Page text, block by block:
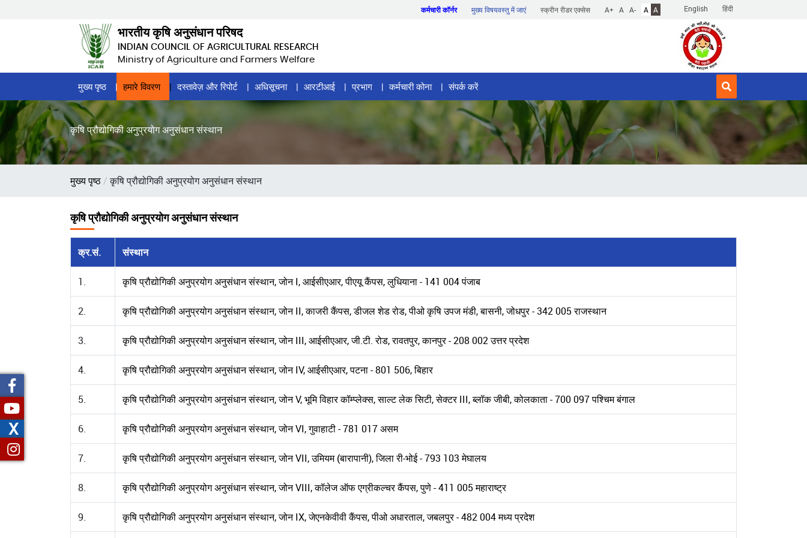
English हिंदी
कर्मचारी कॉर्नर मुख्य विषयवस्तु में जाएं स्क्रीन रीडर एक्सेस A+ A A- A A
भारतीय कृषि अनुसंधान परिषद
INDIAN COUNCIL OF AGRICULTURAL RESEARCH
Ministry of Agriculture and Farmers Welfare
Home
Page
Menu
मुख्य पृष्ठ हमारे विवरण दस्तावेज़ और रिपोर्ट अधिसूचना आरटीआई प्रभाग कर्मचारी कोना संपर्क करें
कृषि प्रौद्योगिकी अनुप्रयोग अनुसंधान संस्थान
पग
मुख्य पृष्ठ कृषि प्रौद्योगिकी अनुप्रयोग अनुसंधान संस्थान
कृषि प्रौद्योगिकी अनुप्रयोग अनुसंधान संस्थान
क्र.सं. संस्थान
1. कृषि प्रौद्योगिकी अनुप्रयोग अनुसंधान संस्थान, जोन I, आईसीएआर, पीएयू कैंपस, लुधियाना - 141 004 पंजाब
2. कृषि प्रौद्योगिकी अनुप्रयोग अनुसंधान संस्थान, जोन II, काजरी कैंपस, डीजल शेड रोड, पीओ कृषि उपज मंडी, बासनी, जोधपुर - 342 005 राजस्थान
3. कृषि प्रौद्योगिकी अनुप्रयोग अनुसंधान संस्थान, जोन III, आईसीएआर, जी.टी. रोड, रावतपुर, कानपुर - 208 002 उत्तर प्रदेश
4. कृषि प्रौद्योगिकी अनुप्रयोग अनुसंधान संस्थान, जोन IV, आईसीएआर, पटना - 801 506, बिहार
5. कृषि प्रौद्योगिकी अनुप्रयोग अनुसंधान संस्थान, जोन V, भूमि विहार कॉम्प्लेक्स, साल्ट लेक सिटी, सेक्टर III, ब्लॉक जीबी, कोलकाता - 700 097 पश्चिम बंगाल
6. कृषि प्रौद्योगिकी अनुप्रयोग अनुसंधान संस्थान, जोन VI, गुवाहाटी - 781 017 असम
7. कृषि प्रौद्योगिकी अनुप्रयोग अनुसंधान संस्थान, जोन VII, उमियम (बारापानी), जिला री-भोई - 793 103 मेघालय
8. कृषि प्रौद्योगिकी अनुप्रयोग अनुसंधान संस्थान, जोन VIII, कॉलेज ऑफ एग्रीकल्चर कैंपस, पुणे - 411 005 महाराष्ट्र
9. कृषि प्रौद्योगिकी अनुप्रयोग अनुसंधान संस्थान, जोन IX, जेएनकेवीवी कैंपस, पीओ अधारताल, जबलपुर - 482 004 मध्य प्रदेश
X